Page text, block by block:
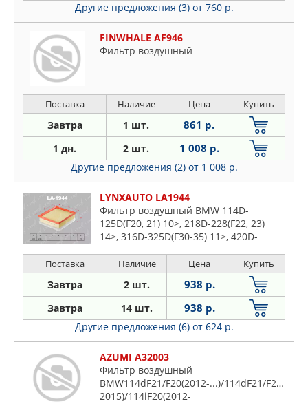
Другие предложения (3) от 760 р.
FINWHALE AF946
Фильтр воздушный
Поставка Наличие Цена Купить
Завтра 1 шт. 861 р.
1 дн. 2 шт. 1 008 р.
Другие предложения (2) от 1 008 р.
LYNXAUTO LA1944
Фильтр воздушный BMW 114D-
125D(F20, 21) 10>, 218D-228(F22, 23)
14>, 316D-325D(F30-35) 11>, 420D-
Поставка Наличие Цена Купить
Завтра 2 шт. 938 р.
Завтра 14 шт. 938 р.
Другие предложения (6) от 624 р.
AZUMI A32003
Фильтр воздушный
BMW114dF21/F20(2012-...)/114dF21/
2015)/114iF20(2012-